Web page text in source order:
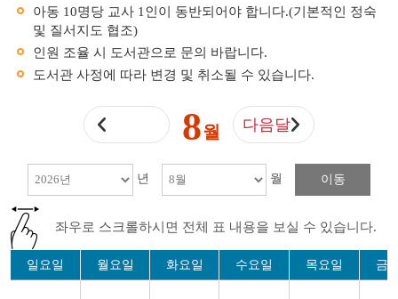
아동 10명당 교사 1인이 동반되어야 합니다.(기본적인 정숙
및 질서지도 협조)
인원 조율 시 도서관으로 문의 바랍니다.
도서관 사정에 따라 변경 및 취소될 수 있습니다.
8월 다음달
년 월 이동
좌우로 스크롤하시면 전체 표 내용을 보실 수 있습니다.
일요일 월요일 화요일 수요일 목요일 금